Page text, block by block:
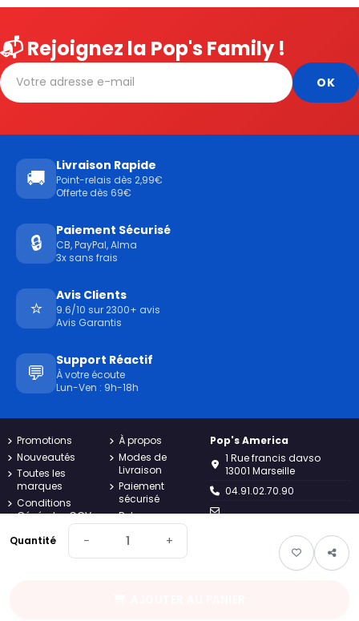
Quantité − +
📬 Rejoignez la Pop's Family !
🚚
Livraison Rapide
Point-relais dès 2,99€
Offerte dès 69€
🔒
Paiement Sécurisé
CB, PayPal, Alma
3x sans frais
⭐
Avis Clients
9.6/10 sur 2300+ avis
Avis Garantis
💬
Support Réactif
À votre écoute
Lun-Ven : 9h-18h
Promotions
Nouveautés
Toutes les
marques
Conditions
Générales CGV
Confidentialité
À propos
Modes de
Livraison
Paiement
sécurisé
Retours
Plan du site
Pop's America
1 Rue francis davso
13001 Marseille
04.91.02.70.90
Lundi au vendredi de 9H à